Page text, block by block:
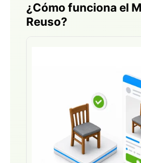
¿Cómo funciona el
Reuso?